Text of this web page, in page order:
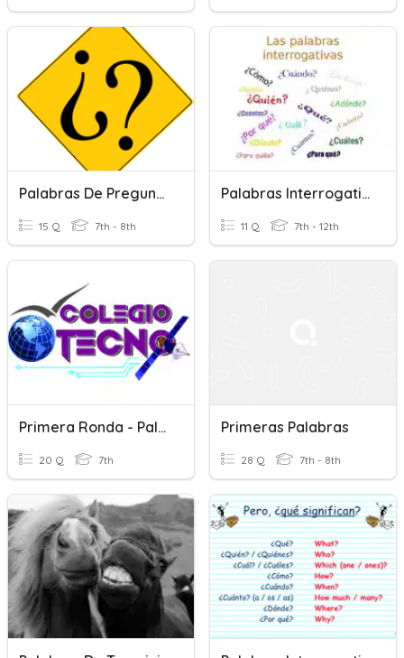
Palabras De Pregunta
15 Q 7th - 8th
Palabras Interrogativas
11 Q 7th - 12th
Primera Ronda - Palabras -
20 Q 7th
Primeras Palabras
28 Q 7th - 8th